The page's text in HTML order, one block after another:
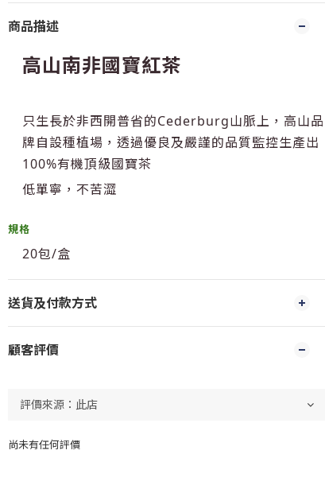
商品描述
高山南非國寶紅茶
只生長於非西開普省的Cederburg山脈上，高山品
牌自設種植場，透過優良及嚴謹的品質監控生產出
100%有機頂級國寶茶
低單寧，不苦澀
規格
20包/盒
送貨及付款方式
顧客評價
尚未有任何評價